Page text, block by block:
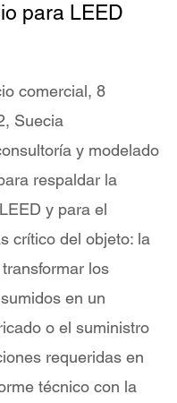
para LEED
comercial, 8
Suecia
y modelado
respaldar la
y para el
crítico del objeto: la
los
en un
o el suministro
requeridas en
técnico con la